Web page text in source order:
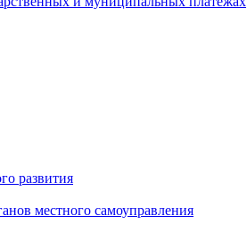
развития
местного самоуправления